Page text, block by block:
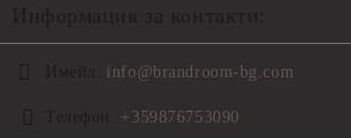
info@brandroom-bg.com
+359876753090